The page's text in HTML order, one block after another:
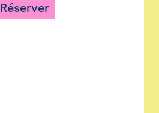
Réserver